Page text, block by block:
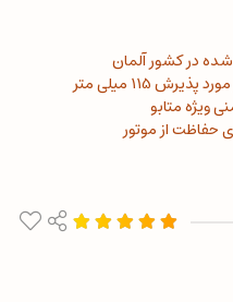
در کشور آلمان
ویژه متابو
حفاظت از موتور